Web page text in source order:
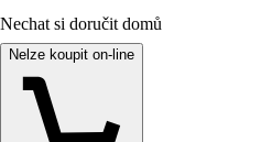
Nechat si doručit domů
Nelze koupit on-line